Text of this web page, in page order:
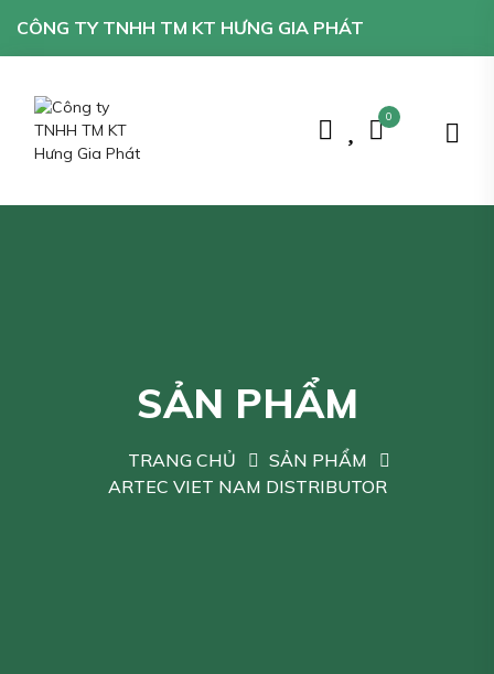
CÔNG TY TNHH TM KT HƯNG GIA PHÁT
0
SẢN PHẨM
TRANG CHỦ
SẢN PHẨM
ARTEC VIET NAM DISTRIBUTOR